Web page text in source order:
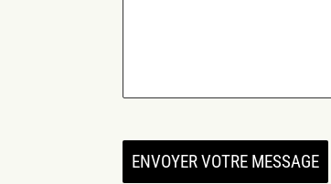
ENVOYER VOTRE MESSAGE